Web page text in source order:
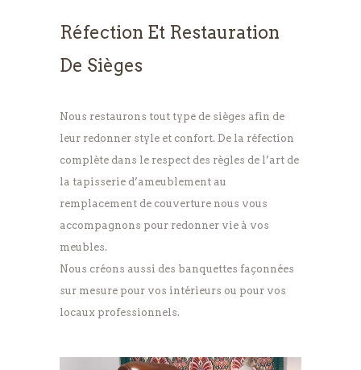
Réfection Et Restauration
De Sièges
Nous restaurons tout type de sièges afin de
leur redonner style et confort. De la réfection
complète dans le respect des règles de l’art de
la tapisserie d’ameublement au
remplacement de couverture nous vous
accompagnons pour redonner vie à vos
meubles.
Nous créons aussi des banquettes façonnées
sur mesure pour vos intérieurs ou pour vos
locaux professionnels.